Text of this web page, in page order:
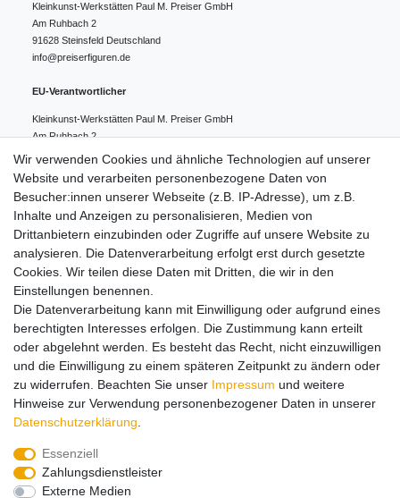
Kleinkunst-Werkstätten Paul M. Preiser GmbH
Am Ruhbach 2
91628 Steinsfeld Deutschland
info@preiserfiguren.de
EU-Verantwortlicher
Kleinkunst-Werkstätten Paul M. Preiser GmbH
Am Ruhbach 2
Steinsfeld
Deutschland
Hinweise zur Batterieentsorgung
Lieferung und Versand
Impressum Daten­schutz­erklärung AGB
Barrierefreiheitserklärung
Vertrag widerrufen
Wir verwenden Cookies und ähnliche Technologien auf unserer
Website und verarbeiten personenbezogene Daten von
Besucher:innen unserer Webseite (z.B. IP-Adresse), um z.B.
Inhalte und Anzeigen zu personalisieren, Medien von
Drittanbietern einzubinden oder Zugriffe auf unsere Website zu
analysieren. Die Datenverarbeitung erfolgt erst durch gesetzte
Cookies. Wir teilen diese Daten mit Dritten, die wir in den
Einstellungen benennen.
Die Datenverarbeitung kann mit Einwilligung oder aufgrund eines
berechtigten Interesses erfolgen. Die Zustimmung kann erteilt
oder abgelehnt werden. Es besteht das Recht, nicht einzuwilligen
und die Einwilligung zu einem späteren Zeitpunkt zu ändern oder
zu widerrufen. Beachten Sie unser Impressum und weitere
Hinweise zur Verwendung personenbezogener Daten in unserer
Daten­schutz­erklärung
Essenziell
Zahlungsdienstleister
Externe Medien